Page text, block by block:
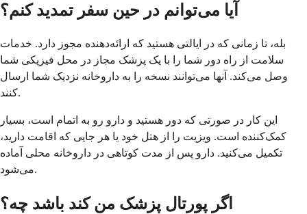
آیا می‌توانم در حین سفر تمدید کنم؟
بله، تا زمانی که در ایالتی هستید که ارائه‌دهنده مجوز دارد. خدمات
سلامت از راه دور شما را با یک پزشک مجاز در محل فیزیکی شما
وصل می‌کند. آنها می‌توانند نسخه را به داروخانه نزدیک شما ارسال
کنند.
این کار در صورتی که دور هستید و دارو رو به اتمام است، بسیار
کمک‌کننده است. ویزیت را از هتل خود یا هر جایی که اقامت دارید،
تکمیل می‌کنید. دارو پس از مدت کوتاهی در داروخانه محلی آماده
می‌شود.
اگر پورتال پزشک من کند باشد چه؟